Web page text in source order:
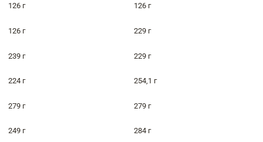
126 г 126 г
126 г 229 г
239 г 229 г
224 г 254,1 г
279 г 279 г
249 г 284 г